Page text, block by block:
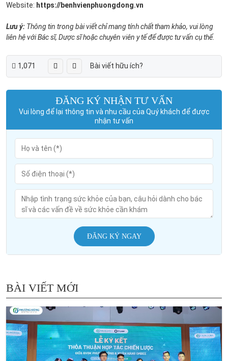
Website: https://benhvienphuongdong.vn
Lưu ý: Thông tin trong bài viết chỉ mang tính chất tham khảo, vui lòng
liên hệ với Bác sĩ, Dược sĩ hoặc chuyên viên y tế để được tư vấn cụ thể.
1,071 Bài viết hữu ích?
ĐĂNG KÝ NHẬN TƯ VẤN
Vui lòng để lại thông tin và nhu cầu của Quý khách để được
nhận tư vấn
ĐĂNG KÝ NGAY
BÀI VIẾT MỚI